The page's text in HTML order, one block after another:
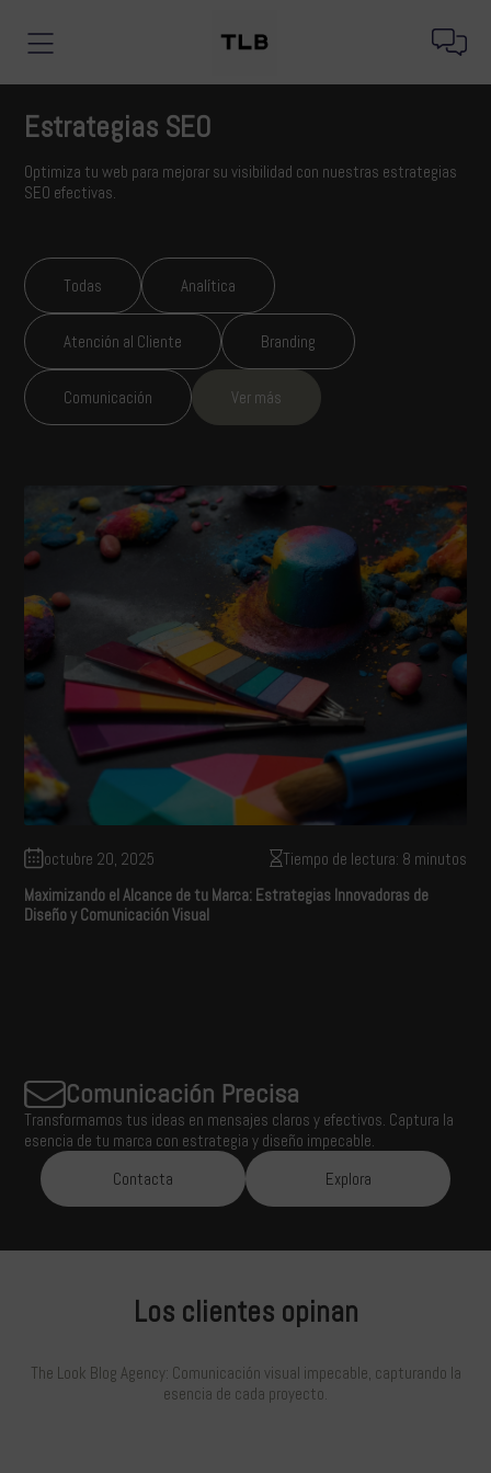
Estrategias SEO
Optimiza tu web para mejorar su visibilidad con nuestras estrategias
SEO efectivas.
Todas Analítica
Atención al Cliente Branding
Comunicación Ver más
octubre 20, 2025
Tiempo de lectura: 8 minutos
Maximizando el Alcance de tu Marca: Estrategias Innovadoras de
Diseño y Comunicación Visual
Comunicación Precisa
Transformamos tus ideas en mensajes claros y efectivos. Captura la
esencia de tu marca con estrategia y diseño impecable.
Contacta
Explora
Los clientes opinan
The Look Blog Agency: Comunicación visual impecable, capturando la
esencia de cada proyecto.